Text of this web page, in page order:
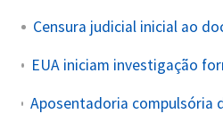
Censura judicial inicial ao